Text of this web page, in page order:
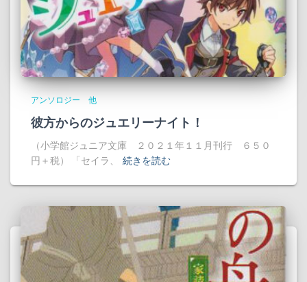
アンソロジー 他
彼方からのジュエリーナイト！
（小学館ジュニア文庫 ２０２１年１１月刊行 ６５０
円＋税） 「セイラ、
続きを読む